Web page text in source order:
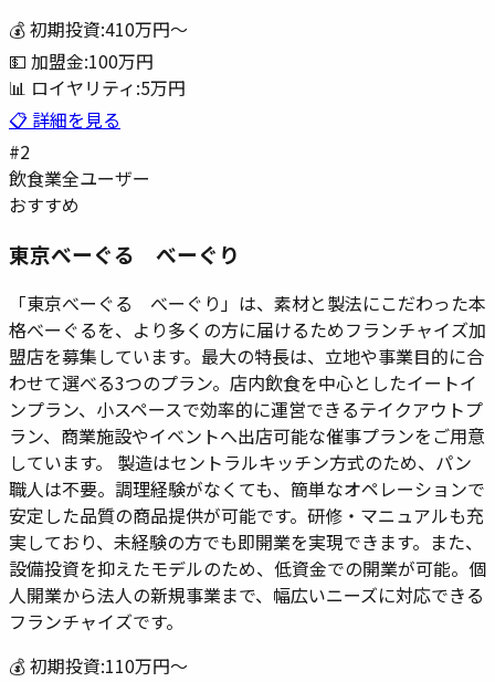
💰 初期投資:410万円〜
💵 加盟金:100万円
📊 ロイヤリティ:5万円
📋 詳細を見る
#2
飲食業全ユーザー
おすすめ
東京べーぐる べーぐり
「東京べーぐる べーぐり」は、素材と製法にこだわった本
格べーぐるを、より多くの方に届けるためフランチャイズ加
盟店を募集しています。最大の特長は、立地や事業目的に合
わせて選べる3つのプラン。店内飲食を中心としたイートイ
ンプラン、小スペースで効率的に運営できるテイクアウトプ
ラン、商業施設やイベントへ出店可能な催事プランをご用意
しています。 製造はセントラルキッチン方式のため、パン
職人は不要。調理経験がなくても、簡単なオペレーションで
安定した品質の商品提供が可能です。研修・マニュアルも充
実しており、未経験の方でも即開業を実現できます。また、
設備投資を抑えたモデルのため、低資金での開業が可能。個
人開業から法人の新規事業まで、幅広いニーズに対応できる
フランチャイズです。
💰 初期投資:110万円〜